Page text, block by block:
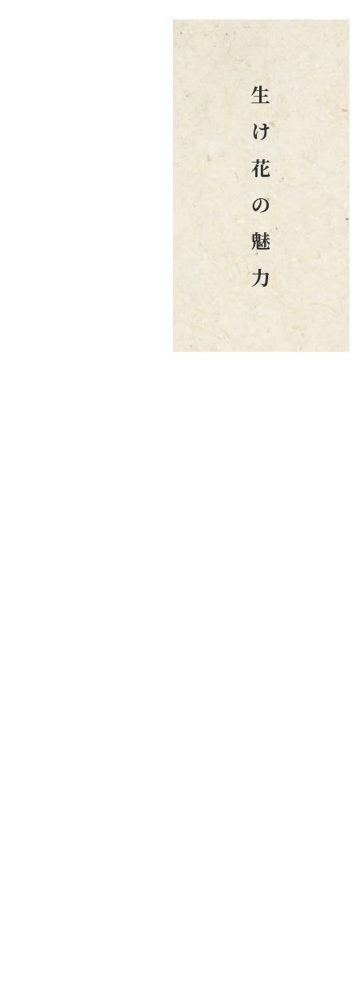
生
け
花
の
魅
力